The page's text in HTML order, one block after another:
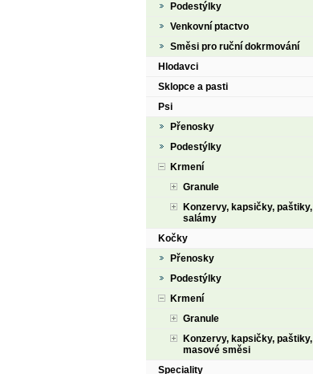
Podestýlky
Venkovní ptactvo
Směsi pro ruční dokrmování
Hlodavci
Sklopce a pasti
Psi
Přenosky
Podestýlky
Krmení
Granule
Konzervy, kapsičky, paštiky,
salámy
Kočky
Přenosky
Podestýlky
Krmení
Granule
Konzervy, kapsičky, paštiky,
masové směsi
Speciality